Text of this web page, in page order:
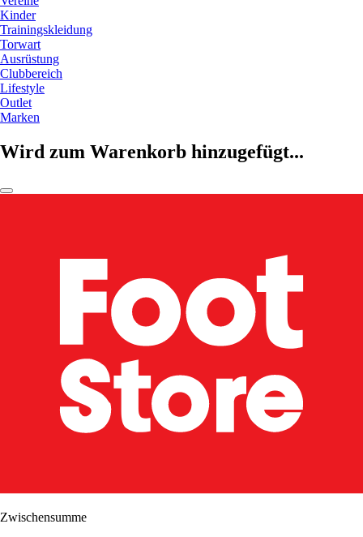
Kinder
Trainingskleidung
Torwart
Ausrüstung
Clubbereich
Lifestyle
Outlet
Marken
Wird zum Warenkorb hinzugefügt...
Zwischensumme